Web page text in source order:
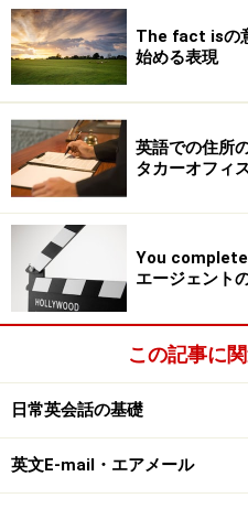
The fact isの
始める表現
英語での住所
タカーオフィ
You complete
エージェント
この記事に
日常英会話の基礎
英文E-mail・エアメール